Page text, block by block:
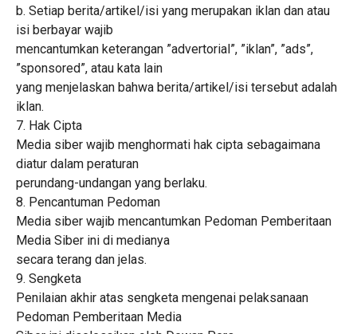
b. Setiap berita/artikel/isi yang merupakan iklan dan atau
isi berbayar wajib
mencantumkan keterangan ”advertorial”, ”iklan”, ”ads”,
”sponsored”, atau kata lain
yang menjelaskan bahwa berita/artikel/isi tersebut adalah
iklan.
7. Hak Cipta
Media siber wajib menghormati hak cipta sebagaimana
diatur dalam peraturan
perundang-undangan yang berlaku.
8. Pencantuman Pedoman
Media siber wajib mencantumkan Pedoman Pemberitaan
Media Siber ini di medianya
secara terang dan jelas.
9. Sengketa
Penilaian akhir atas sengketa mengenai pelaksanaan
Pedoman Pemberitaan Media